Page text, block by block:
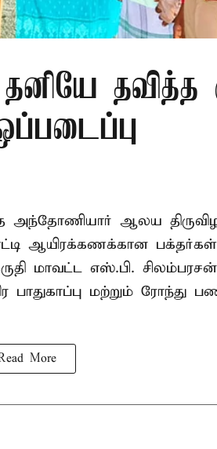
தனியே தவித்த
அந்தோணியார் ஆலய
ஆயிரக்கணக்கான
மாவட்ட எஸ்.பி. சிலம்பரசன்
மற்றும் ரோந்து
More